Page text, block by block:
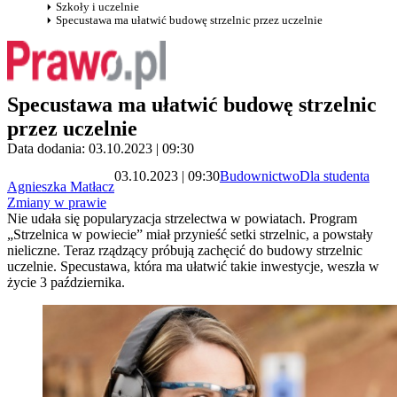
Szkoły i uczelnie
Specustawa ma ułatwić budowę strzelnic przez uczelnie
Specustawa ma ułatwić budowę strzelnic
przez uczelnie
Data dodania: 03.10.2023 | 09:30
Agnieszka Matłacz
03.10.2023 | 09:30BudownictwoDla studenta
Zmiany w prawie
Nie udała się popularyzacja strzelectwa w powiatach. Program
„Strzelnica w powiecie” miał przynieść setki strzelnic, a powstały
nieliczne. Teraz rządzący próbują zachęcić do budowy strzelnic
uczelnie. Specustawa, która ma ułatwić takie inwestycje, weszła w
życie 3 października.